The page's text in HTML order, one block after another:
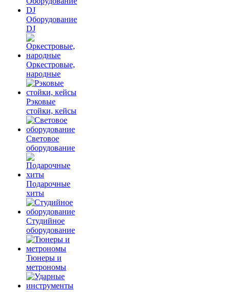
Оборудование
DJ
Оркестровые,
народные
Рэковые
стойки, кейсы
Световое
оборудование
Подарочные
хиты
Студийное
оборудование
Тюнеры и
метрономы